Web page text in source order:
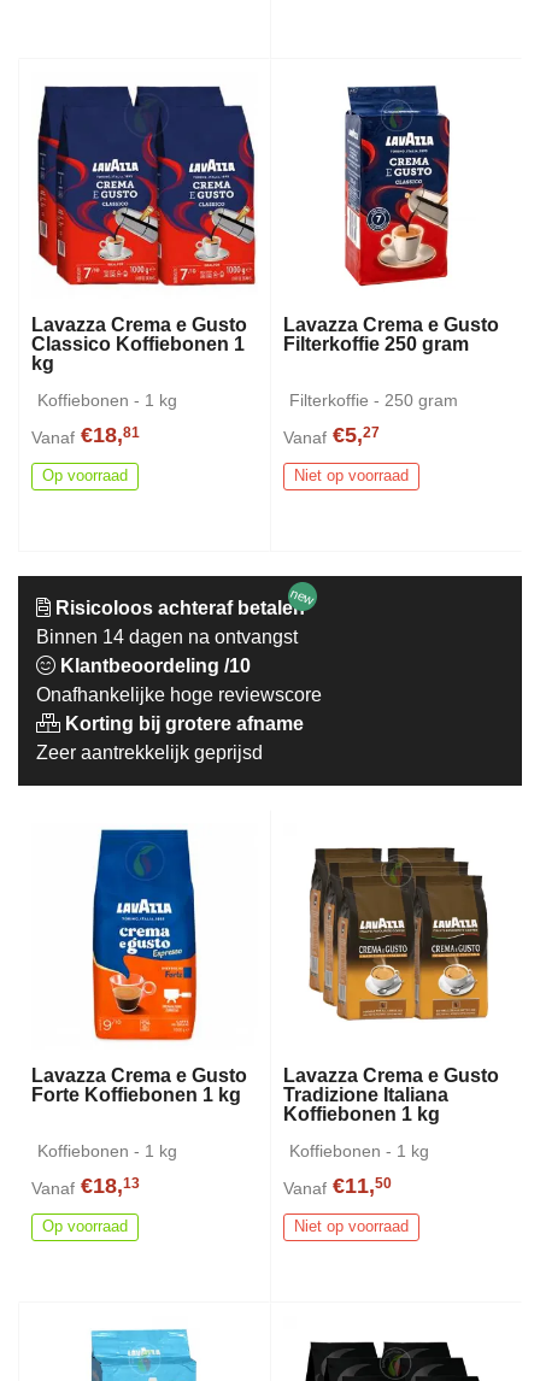
Lavazza Crema e Gusto
Classico Koffiebonen 1
kg
Koffiebonen - 1 kg
Vanaf €18,81
Op voorraad
Lavazza Crema e Gusto
Filterkoffie 250 gram
Filterkoffie - 250 gram
Vanaf €5,27
Niet op voorraad
Risicoloos achteraf betalen
Binnen 14 dagen na ontvangst
new
Klantbeoordeling /10
Onafhankelijke hoge reviewscore
Korting bij grotere afname
Zeer aantrekkelijk geprijsd
Lavazza Crema e Gusto
Forte Koffiebonen 1 kg
Koffiebonen - 1 kg
Vanaf €18,13
Op voorraad
Lavazza Crema e Gusto
Tradizione Italiana
Koffiebonen 1 kg
Koffiebonen - 1 kg
Vanaf €11,50
Niet op voorraad